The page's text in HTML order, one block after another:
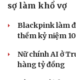
sợ làm khổ vợ
Blackpink làm
thềm kỷ niệm
Nữ chính AI ở
hàng tỷ đồng